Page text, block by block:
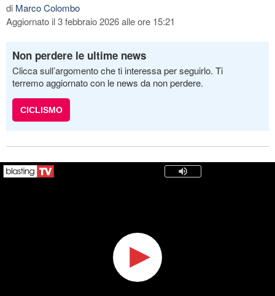
di Marco Colombo
Aggiornato il 3 febbraio 2026 alle ore 15:21
Non perdere le ultime news
Clicca sull’argomento che ti interessa per seguirlo. Ti
terremo aggiornato con le news da non perdere.
CICLISMO